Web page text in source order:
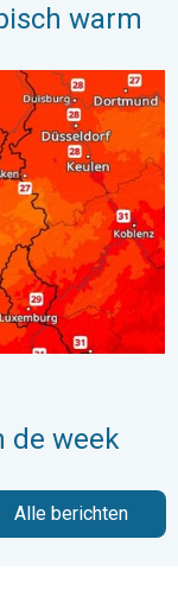
warm
overal zomers
de week
Alle berichten